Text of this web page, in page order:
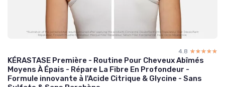
4.8 ☆☆☆☆☆
★★★★★
KÉRASTASE Première - Routine Pour Cheveux Abîmés
Moyens À Épais - Répare La Fibre En Profondeur -
Formule innovante à l'Acide Citrique & Glycine - Sans